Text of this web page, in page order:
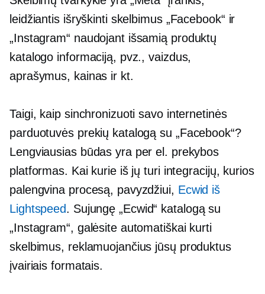
leidžiantis išryškinti skelbimus „Facebook“ ir
„Instagram“ naudojant išsamią produktų
katalogo informaciją, pvz., vaizdus, ​​
aprašymus, kainas ir kt.
Taigi, kaip sinchronizuoti savo internetinės
parduotuvės prekių katalogą su „Facebook“?
Lengviausias būdas yra per el. prekybos
platformas. Kai kurie iš jų turi integracijų, kurios
palengvina procesą, pavyzdžiui, Ecwid iš
Lightspeed. Sujungę „Ecwid“ katalogą su
„Instagram“, galėsite automatiškai kurti
skelbimus, reklamuojančius jūsų produktus
įvairiais formatais.